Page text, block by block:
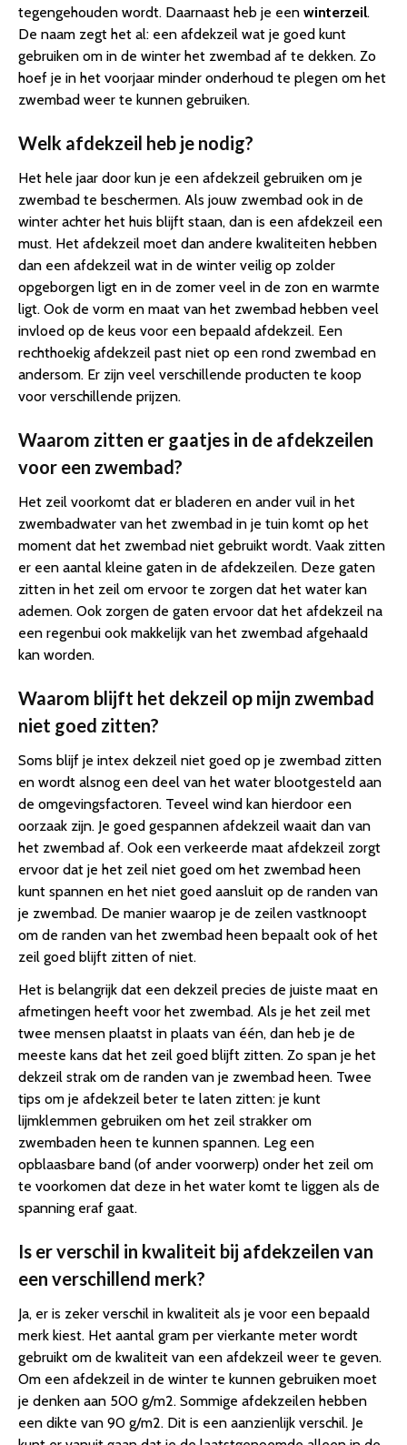
tegengehouden wordt. Daarnaast heb je een winterzeil.
De naam zegt het al: een afdekzeil wat je goed kunt
gebruiken om in de winter het zwembad af te dekken. Zo
hoef je in het voorjaar minder onderhoud te plegen om het
zwembad weer te kunnen gebruiken.
Welk afdekzeil heb je nodig?
Het hele jaar door kun je een afdekzeil gebruiken om je
zwembad te beschermen. Als jouw zwembad ook in de
winter achter het huis blijft staan, dan is een afdekzeil een
must. Het afdekzeil moet dan andere kwaliteiten hebben
dan een afdekzeil wat in de winter veilig op zolder
opgeborgen ligt en in de zomer veel in de zon en warmte
ligt. Ook de vorm en maat van het zwembad hebben veel
invloed op de keus voor een bepaald afdekzeil. Een
rechthoekig afdekzeil past niet op een rond zwembad en
andersom. Er zijn veel verschillende producten te koop
voor verschillende prijzen.
Waarom zitten er gaatjes in de afdekzeilen
voor een zwembad?
Het zeil voorkomt dat er bladeren en ander vuil in het
zwembadwater van het zwembad in je tuin komt op het
moment dat het zwembad niet gebruikt wordt. Vaak zitten
er een aantal kleine gaten in de afdekzeilen. Deze gaten
zitten in het zeil om ervoor te zorgen dat het water kan
ademen. Ook zorgen de gaten ervoor dat het afdekzeil na
een regenbui ook makkelijk van het zwembad afgehaald
kan worden.
Waarom blijft het dekzeil op mijn zwembad
niet goed zitten?
Soms blijf je intex dekzeil niet goed op je zwembad zitten
en wordt alsnog een deel van het water blootgesteld aan
de omgevingsfactoren. Teveel wind kan hierdoor een
oorzaak zijn. Je goed gespannen afdekzeil waait dan van
het zwembad af. Ook een verkeerde maat afdekzeil zorgt
ervoor dat je het zeil niet goed om het zwembad heen
kunt spannen en het niet goed aansluit op de randen van
je zwembad. De manier waarop je de zeilen vastknoopt
om de randen van het zwembad heen bepaalt ook of het
zeil goed blijft zitten of niet.
Het is belangrijk dat een dekzeil precies de juiste maat en
afmetingen heeft voor het zwembad. Als je het zeil met
twee mensen plaatst in plaats van één, dan heb je de
meeste kans dat het zeil goed blijft zitten. Zo span je het
dekzeil strak om de randen van je zwembad heen. Twee
tips om je afdekzeil beter te laten zitten: je kunt
lijmklemmen gebruiken om het zeil strakker om
zwembaden heen te kunnen spannen. Leg een
opblaasbare band (of ander voorwerp) onder het zeil om
te voorkomen dat deze in het water komt te liggen als de
spanning eraf gaat.
Is er verschil in kwaliteit bij afdekzeilen van
een verschillend merk?
Ja, er is zeker verschil in kwaliteit als je voor een bepaald
merk kiest. Het aantal gram per vierkante meter wordt
gebruikt om de kwaliteit van een afdekzeil weer te geven.
Om een afdekzeil in de winter te kunnen gebruiken moet
je denken aan 500 g/m2. Sommige afdekzeilen hebben
een dikte van 90 g/m2. Dit is een aanzienlijk verschil. Je